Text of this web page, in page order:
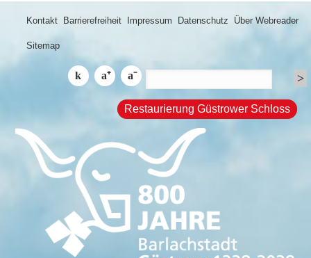
Kontakt Barrierefreiheit Impressum Datenschutz Über Webreader
Sitemap
Restaurierung Güstrower Schloss